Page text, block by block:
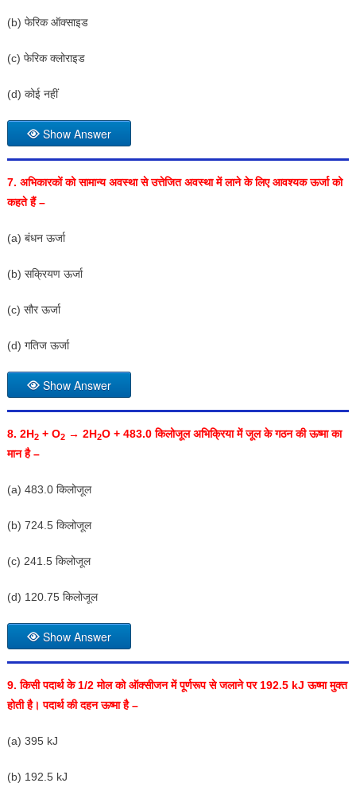
(b) फेरिक ऑक्साइड
(c) फेरिक क्लोराइड
(d) कोई नहीं
Show Answer
7. अभिकारकों को सामान्य अवस्था से उत्तेजित अवस्था में लाने के लिए आवश्यक ऊर्जा को
कहते हैं –
(a) बंधन ऊर्जा
(b) सक्रियण ऊर्जा
(c) सौर ऊर्जा
(d) गतिज ऊर्जा
Show Answer
8. 2H2+ O2→ 2H2O + 483.0किलोजूल अभिक्रिया में जूल के गठन की ऊष्मा का
मान है –
(a) 483.0 किलोजूल
(b) 724.5 किलोजूल
(c) 241.5 किलोजूल
(d) 120.75 किलोजूल
Show Answer
9.किसी पदार्थ के1/2मोल को ऑक्सीजन में पूर्णरूप से जलाने पर 192.5 kJऊष्मा मुक्त
होती है। पदार्थ की दहन ऊष्मा है –
(a) 395 kJ
(b) 192.5 kJ